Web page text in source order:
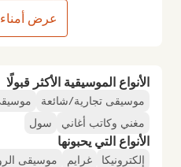
الأنواع الموسيقية الأكثر قبولًا
موسيقى تجارية/شائعة
مغني وكاتب أغاني
سول
الأنواع التي يحبونها
إلكترونيكا غرايم
موسيقى
عرض